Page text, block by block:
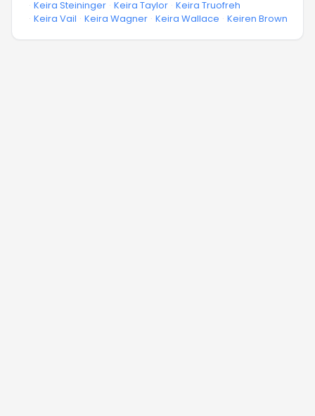
· Keira Steininger · Keira Taylor · Keira Truofreh
· Keira Vail · Keira Wagner · Keira Wallace · Keiren Brown